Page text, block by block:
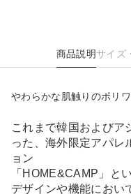
商品説明サイズ
やわらかな肌触りのポリ
これまで韓国およびア
った、海外限定アパレ
ョン
「HOME&CAMP」と
デザインや機能におい